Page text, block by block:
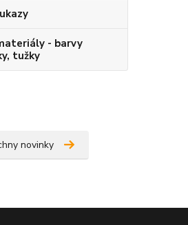
- barvy
tužky
novinky